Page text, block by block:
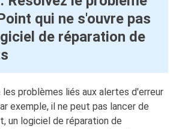
qui ne s'ouvre pas
de réparation de
les problèmes liés aux alertes d'erreur
exemple, il ne peut pas lancer de
un logiciel de réparation de